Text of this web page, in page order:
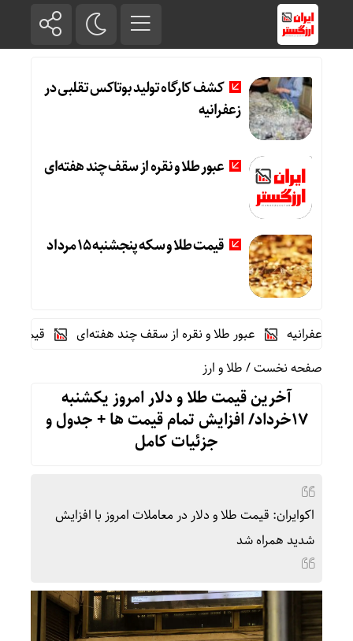
کشف کارگاه تولید بوتاکس تقلبی در
زعفرانیه
عبور طلا و نقره از سقف چند هفته‌ای
قیمت طلا و سکه پنجشنبه 15 مرداد
عبور طلا و نقره از سقف چند هفته‌ای
قیمت طلا و سکه
صفحه نخست/طلا و ارز
آخرین قیمت طلا و دلار امروز یکشنبه
17خرداد/ افزایش تمام قیمت ها + جدول و
جزئیات کامل
اکوایران: قیمت طلا و دلار در معاملات امروز با افزایش
شدید همراه شد